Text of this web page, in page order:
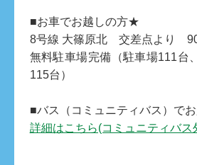
■お車でお越しの方★
8号線 大篠原北 交差点より
無料駐車場完備（駐車場111
115台）
■バス（コミュニティバス）で
詳細はこちら(コミュニティバス